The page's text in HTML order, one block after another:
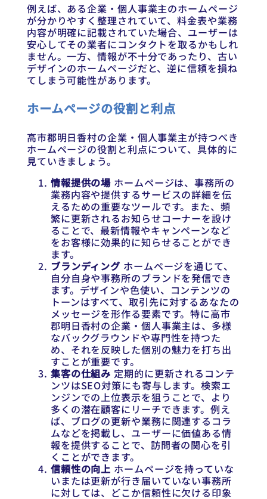
例えば、ある企業・個人事業主のホームページ
が分かりやすく整理されていて、料金表や業務
内容が明確に記載されていた場合、ユーザーは
安心してその業者にコンタクトを取るかもしれ
ません。一方、情報が不十分であったり、古い
デザインのホームページだと、逆に信頼を損ね
てしまう可能性があります。
ホームページの役割と利点
高市郡明日香村の企業・個人事業主が持つべき
ホームページの役割と利点について、具体的に
見ていきましょう。
情報提供の場 ホームページは、事務所の
業務内容や提供するサービスの詳細を伝
えるための重要なツールです。また、頻
繁に更新されるお知らせコーナーを設け
ることで、最新情報やキャンペーンなど
をお客様に効果的に知らせることができ
ます。
ブランディング ホームページを通じて、
自分自身や事務所のブランドを発信でき
ます。デザインや色使い、コンテンツの
トーンはすべて、取引先に対するあなたの
メッセージを形作る要素です。特に高市
郡明日香村の企業・個人事業主は、多様
なバックグラウンドや専門性を持つた
め、それを反映した個別の魅力を打ち出
すことが重要です。
集客の仕組み 定期的に更新されるコンテ
ンツはSEO対策にも寄与します。検索エ
ンジンでの上位表示を狙うことで、より
多くの潜在顧客にリーチできます。例え
ば、ブログの更新や業務に関連するコラ
ムなどを掲載し、ユーザーに価値ある情
報を提供することで、訪問者の関心を引
くことができます。
信頼性の向上 ホームページを持っていな
いまたは更新が行き届いていない事務所
に対しては、どこか信頼性に欠ける印象